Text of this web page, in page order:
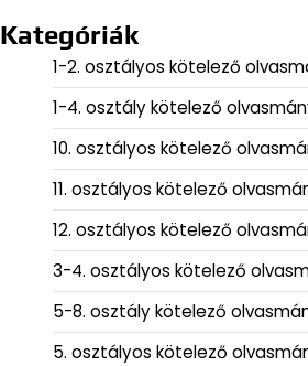
Kategóriák
1-2. osztályos kötelező
1-4. osztály kötelező
10. osztályos kötelező
11. osztályos kötelező
12. osztályos kötelező
3-4. osztályos kötelező
5-8. osztály kötelező
5. osztályos kötelező